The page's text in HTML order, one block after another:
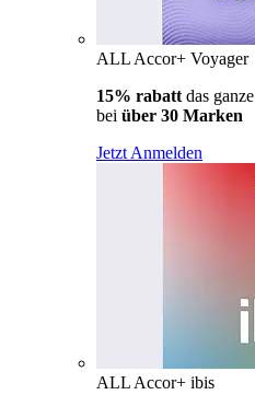
ALL Accor+ Voyager
15% rabatt das
bei über 30 Marken
Jetzt Anmelden
ALL Accor+ ibis